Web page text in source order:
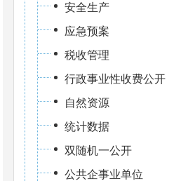
安全生产
应急预案
税收管理
行政事业性收费公开
自然资源
统计数据
双随机一公开
公共企事业单位